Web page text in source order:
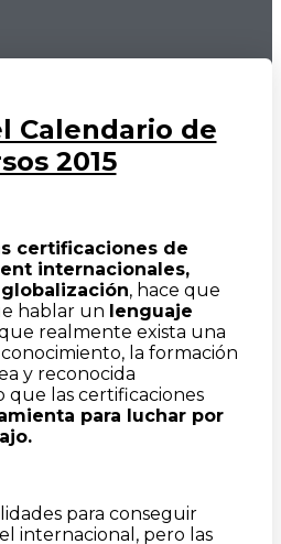
Calendario de
2015
certificaciones de
internacionales,
globalización, hace que
hablar un lenguaje
realmente exista una
la formación
y reconocida
las certificaciones
para luchar por
para conseguir
internacional, pero las